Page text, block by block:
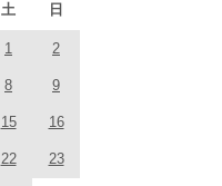
土 日
1 2
8 9
15 16
22 23